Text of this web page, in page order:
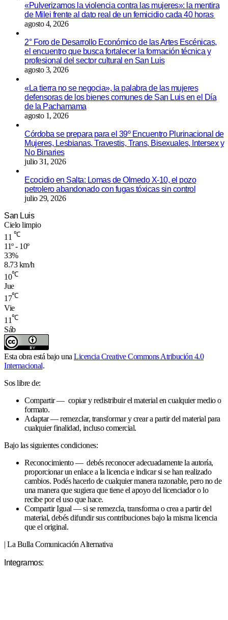
«Pulverizamos la violencia contra las mujeres»: la mentira
de Milei frente al dato real de un femicidio cada 40 horas
agosto 4, 2026
2° Foro de Desarrollo Económico de las Artes Escénicas,
el encuentro que busca fortalecer la formación técnica y
profesional del sector cultural en San Luis
agosto 3, 2026
«La tierra no se negocia», la palabra de las mujeres
defensoras de los bienes comunes de San Luis en el Día
de la Pachamama
agosto 1, 2026
Córdoba se prepara para el 39º Encuentro Plurinacional de
Mujeres, Lesbianas, Travestis, Trans, Bisexuales, Intersex y
No Binaries
julio 31, 2026
Ecocidio en Salta: Lomas de Olmedo X-10, el pozo
petrolero abandonado con fugas tóxicas sin control
julio 29, 2026
San Luis
Cielo limpio
11 ℃
11º - 10º
33%
8.73 km/h
10℃
Jue
17℃
Vie
11℃
Sáb
Esta obra está bajo una Licencia Creative Commons Atribución 4.0
Internacional.
Sos libre de:
Compartir — copiar y redistribuir el material en cualquier medio o
formato.
Adaptar — remezclar, transformar y crear a partir del material para
cualquier finalidad, incluso comercial.
Bajo las siguientes condiciones:
Reconocimiento — debés reconocer adecuadamente la autoría,
proporcionar un enlace a la licencia e indicar si se han realizado
cambios. Podés hacerlo de cualquier manera razonable, pero no de
una manera que sugiera que tiene el apoyo del licenciador o lo
recibe por el uso que hace.
Compartir Igual — si se remezcla, transforma o crea a partir del
material, debés difundir sus contribuciones bajo la misma licencia
que el original.
| La Bulla Comunicación Alternativa
Integramos: